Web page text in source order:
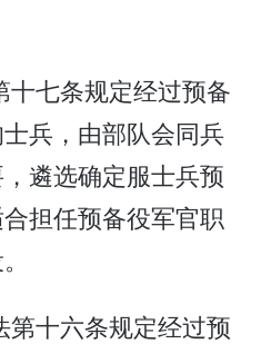
七条规定经过预备
兵，由部队会同兵
遴选确定服士兵预
担任预备役军官职
十六条规定经过预